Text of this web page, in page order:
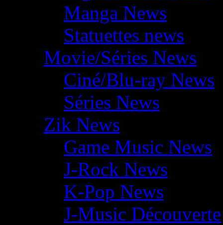
Manga News
Statuettes news
Movie/Séries News
Ciné/Blu-ray News
Séries News
Zik News
Game Music News
J-Rock News
K-Pop News
J-Music Découverte